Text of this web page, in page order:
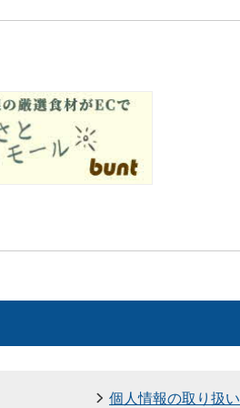
個人情報の取り扱い